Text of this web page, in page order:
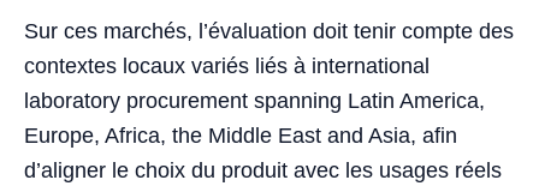
Sur ces marchés, l’évaluation doit tenir compte des
contextes locaux variés liés à international
laboratory procurement spanning Latin America,
Europe, Africa, the Middle East and Asia, afin
d’aligner le choix du produit avec les usages réels